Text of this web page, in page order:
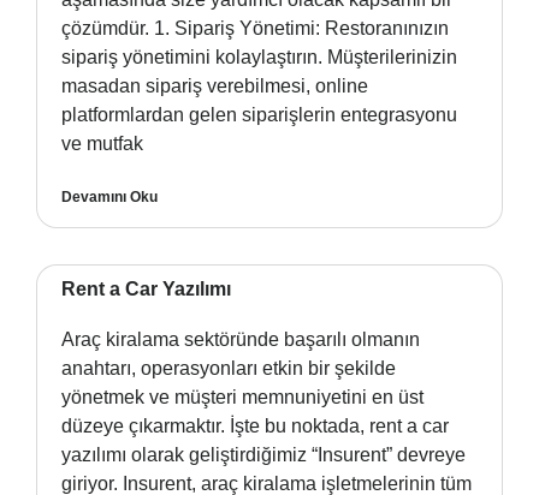
çözümdür. 1. Sipariş Yönetimi: Restoranınızın
sipariş yönetimini kolaylaştırın. Müşterilerinizin
masadan sipariş verebilmesi, online
platformlardan gelen siparişlerin entegrasyonu
ve mutfak
Devamını Oku
Rent a Car Yazılımı
Araç kiralama sektöründe başarılı olmanın
anahtarı, operasyonları etkin bir şekilde
yönetmek ve müşteri memnuniyetini en üst
düzeye çıkarmaktır. İşte bu noktada, rent a car
yazılımı olarak geliştirdiğimiz “Insurent” devreye
giriyor. Insurent, araç kiralama işletmelerinin tüm